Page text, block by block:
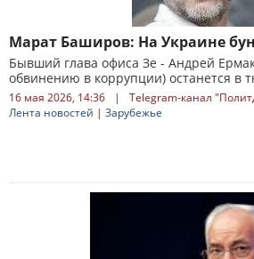
Марат Баширов: На Украине
Бывший глава офиса Зе - Андрей
обвинению в коррупции) останется в
16 мая 2026, 14:36 |
Telegram-канал
Лента новостей | Зарубежье